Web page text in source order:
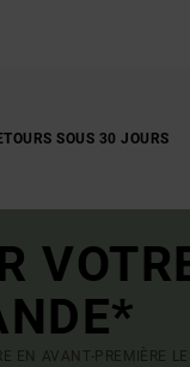
SOUS 30 JOURS
EN AVANT-PREMIÈRE